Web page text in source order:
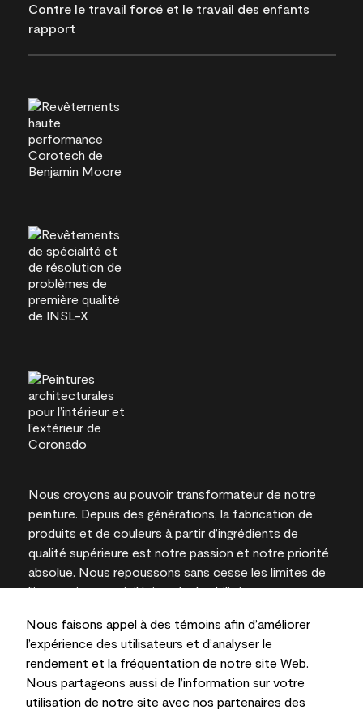
Nous faisons appel à des témoins afin d’améliorer
l’expérience des utilisateurs et d’analyser le
rendement et la fréquentation de notre site Web.
Nous partageons aussi de l’information sur votre
utilisation de notre site avec nos partenaires des
Contre le travail forcé et le travail des enfants
rapport
Nous croyons au pouvoir transformateur de notre
peinture. Depuis des générations, la fabrication de
produits et de couleurs à partir d’ingrédients de
qualité supérieure est notre passion et notre priorité
absolue. Nous repoussons sans cesse les limites de
l’innovation et privilégions la durabilité pour
l’expertise locale.
Les couleurs représentées à l’écran et sur les